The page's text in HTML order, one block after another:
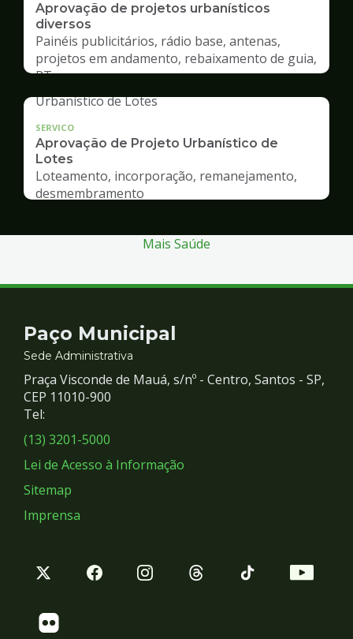
Aprovação de projetos urbanísticos
diversos
Painéis publicitários, rádio base, antenas,
projetos em andamento, rebaixamento de guia,
RT
SERVICO
Aprovação de Projeto Urbanístico de
Lotes
Loteamento, incorporação, remanejamento,
desmembramento
Mais Saúde
Contato
e
Redes
Sociais
Paço Municipal
Sede Administrativa
Praça Visconde de Mauá, s/nº - Centro, Santos - SP,
CEP 11010-900
Tel:
(13) 3201-5000
Lei de Acesso à Informação
Sitemap
Imprensa